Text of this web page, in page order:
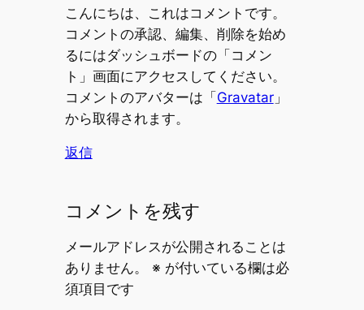
こんにちは、これはコメントです。
コメントの承認、編集、削除を始め
るにはダッシュボードの「コメン
ト」画面にアクセスしてください。
コメントのアバターは「Gravatar」
から取得されます。
返信
コメントを残す
メールアドレスが公開されることは
ありません。
※ が付いている欄は必
須項目です